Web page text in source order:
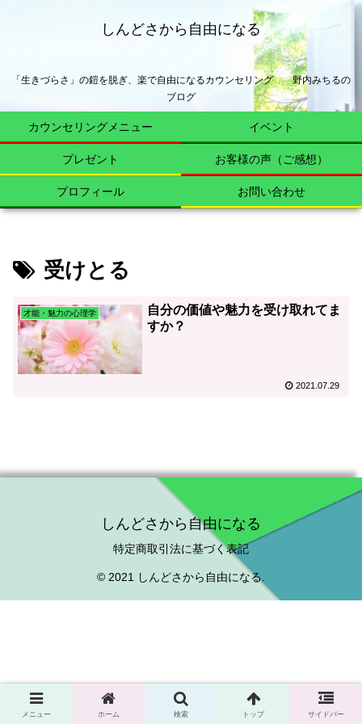
しんどさから自由になる
「生きづらさ」の鎧を脱ぎ、楽で自由になるカウンセリング 野内みちるの
ブログ
カウンセリングメニュー イベント
プレゼント お客様の声（ご感想）
プロフィール お問い合わせ
受けとる
才能・魅力の心理学
自分の価値や魅力を受け取れてま
すか？
2021.07.29
しんどさから自由になる
特定商取引法に基づく表記
© 2021 しんどさから自由になる.
メニュー ホーム 検索 トップ サイドバー